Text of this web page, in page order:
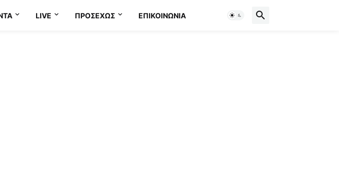
LIVE ΠΡΟΣΕΧΩΣ ΕΠΙΚΟΙΝΩΝΊΑ